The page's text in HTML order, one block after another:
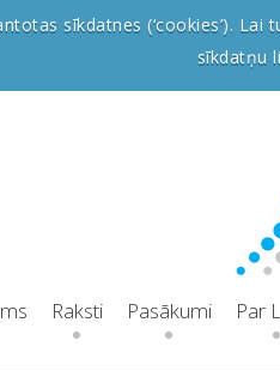
sīkdatnes (‘cookies’).
sīkdatņu
Raksti Pasākumi Par